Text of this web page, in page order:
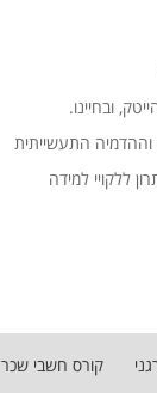
התעשייתית
ללקויי למידה
קורס חשבי שכר